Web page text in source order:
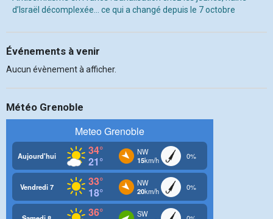
d’Israël décomplexée… ce qui a changé depuis le 7 octobre
Événements à venir
Aucun évènement à afficher.
Météo Grenoble